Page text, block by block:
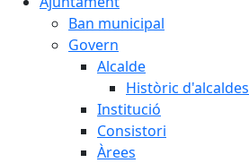
Ban municipal
Govern
Alcalde
Històric d'alcaldes
Institució
Consistori
Àrees